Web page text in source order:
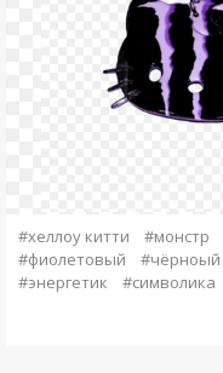
#хеллоу китти #монстр
#фиолетовый
#чёрноый
#энергетик
#символика